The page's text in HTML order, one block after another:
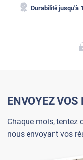
Durabilité jusqu'à
ENVOYEZ
Chaque mois, tentez
nous envoyant vos